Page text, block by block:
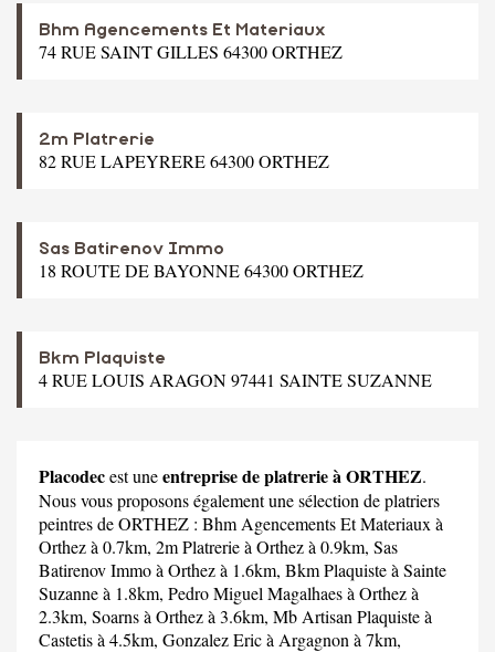
Bhm Agencements Et Materiaux
74 RUE SAINT GILLES 64300 ORTHEZ
2m Platrerie
82 RUE LAPEYRERE 64300 ORTHEZ
Sas Batirenov Immo
18 ROUTE DE BAYONNE 64300 ORTHEZ
Bkm Plaquiste
4 RUE LOUIS ARAGON 97441 SAINTE SUZANNE
Placodecest uneentreprise de platrerie à ORTHEZ.
Nous vous proposons également une sélection de platriers
peintres de ORTHEZ : Bhm Agencements Et Materiaux à
Orthez à 0.7km, 2m Platrerieà Orthez à 0.9km, Sas
Batirenov Immoà Orthez à 1.6km, Bkm Plaquisteà Sainte
Suzanne à 1.8km, Pedro Miguel Magalhaesà Orthez à
2.3km, Soarnsà Orthez à 3.6km, Mb Artisan Plaquisteà
Castetis à 4.5km, Gonzalez Ericà Argagnon à 7km,